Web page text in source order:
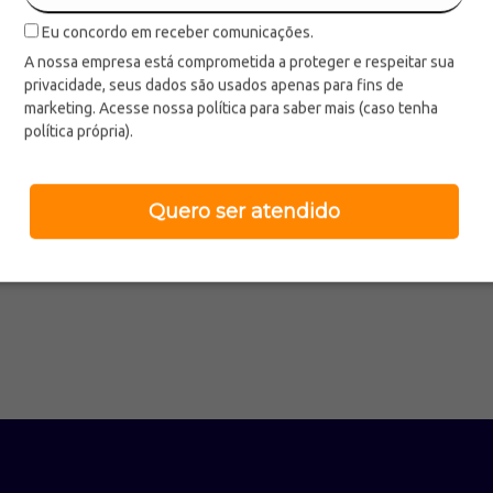
Eu concordo em receber comunicações.
A nossa empresa está comprometida a proteger e respeitar sua
privacidade, seus dados são usados apenas para fins de
marketing. Acesse nossa política para saber mais (caso tenha
política própria).
Quero ser atendido